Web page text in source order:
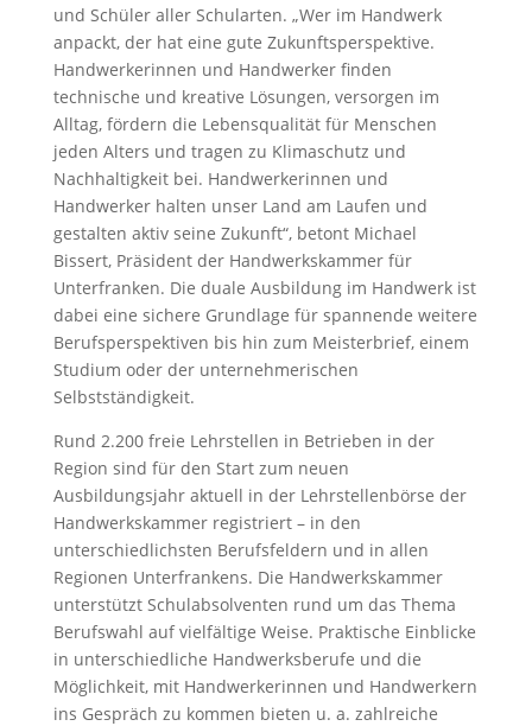
und Schüler aller Schularten. „Wer im Handwerk
anpackt, der hat eine gute Zukunftsperspektive.
Handwerkerinnen und Handwerker finden
technische und kreative Lösungen, versorgen im
Alltag, fördern die Lebensqualität für Menschen
jeden Alters und tragen zu Klimaschutz und
Nachhaltigkeit bei. Handwerkerinnen und
Handwerker halten unser Land am Laufen und
gestalten aktiv seine Zukunft“, betont Michael
Bissert, Präsident der Handwerkskammer für
Unterfranken. Die duale Ausbildung im Handwerk ist
dabei eine sichere Grundlage für spannende weitere
Berufsperspektiven bis hin zum Meisterbrief, einem
Studium oder der unternehmerischen
Selbstständigkeit.
Rund 2.200 freie Lehrstellen in Betrieben in der
Region sind für den Start zum neuen
Ausbildungsjahr aktuell in der Lehrstellenbörse der
Handwerkskammer registriert – in den
unterschiedlichsten Berufsfeldern und in allen
Regionen Unterfrankens. Die Handwerkskammer
unterstützt Schulabsolventen rund um das Thema
Berufswahl auf vielfältige Weise. Praktische Einblicke
in unterschiedliche Handwerksberufe und die
Möglichkeit, mit Handwerkerinnen und Handwerkern
ins Gespräch zu kommen bieten u. a. zahlreiche